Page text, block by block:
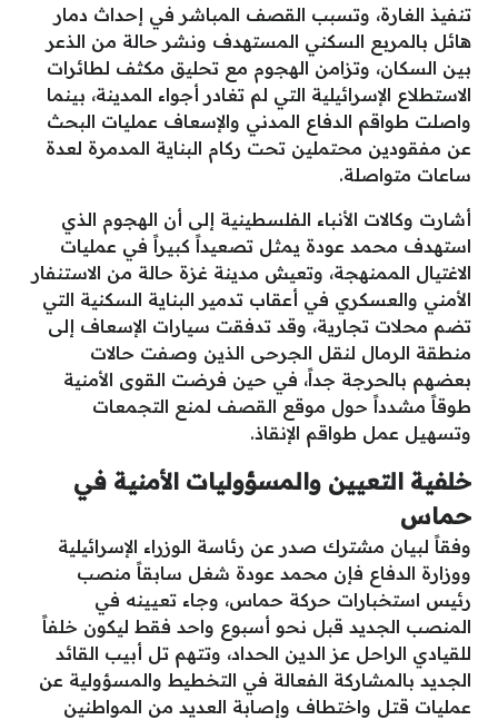
تنفيذ الغارة، وتسبب القصف المباشر في إحداث دمار
هائل بالمربع السكني المستهدف ونشر حالة من الذعر
بين السكان، وتزامن الهجوم مع تحليق مكثف لطائرات
الاستطلاع الإسرائيلية التي لم تغادر أجواء المدينة، بينما
واصلت طواقم الدفاع المدني والإسعاف عمليات البحث
عن مفقودين محتملين تحت ركام البناية المدمرة لعدة
ساعات متواصلة.
​أشارت وكالات الأنباء الفلسطينية إلى أن الهجوم الذي
استهدف محمد عودة يمثل تصعيداً كبيراً في عمليات
الاغتيال الممنهجة، وتعيش مدينة غزة حالة من الاستنفار
الأمني والعسكري في أعقاب تدمير البناية السكنية التي
تضم محلات تجارية، وقد تدفقت سيارات الإسعاف إلى
منطقة الرمال لنقل الجرحى الذين وصفت حالات
بعضهم بالحرجة جداً، في حين فرضت القوى الأمنية
طوقاً مشدداً حول موقع القصف لمنع التجمعات
وتسهيل عمل طواقم الإنقاذ.
خلفية التعيين والمسؤوليات الأمنية في
حماس
​وفقاً لبيان مشترك صدر عن رئاسة الوزراء الإسرائيلية
ووزارة الدفاع فإن محمد عودة شغل سابقاً منصب
رئيس استخبارات حركة حماس، وجاء تعيينه في
المنصب الجديد قبل نحو أسبوع واحد فقط ليكون خلفاً
للقيادي الراحل عز الدين الحداد، وتتهم تل أبيب القائد
الجديد بالمشاركة الفعالة في التخطيط والمسؤولية عن
عمليات قتل واختطاف وإصابة العديد من المواطنين